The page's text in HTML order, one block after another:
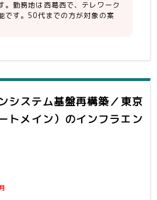
。勤務地は西葛西で、テレワーク
です。50代までの方が対象の案
システム基盤再構築／東京
トメイン） のインフラエン